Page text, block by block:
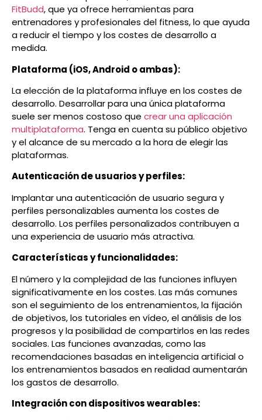
FitBudd, que ya ofrece herramientas para
entrenadores y profesionales del fitness, lo que ayuda
a reducir el tiempo y los costes de desarrollo a
medida.
Plataforma (iOS, Android o ambas):
La elección de la plataforma influye en los costes de
desarrollo. Desarrollar para una única plataforma
suele ser menos costoso que crear una aplicación
multiplataforma. Tenga en cuenta su público objetivo
y el alcance de su mercado a la hora de elegir las
plataformas.
Autenticación de usuarios y perfiles:
Implantar una autenticación de usuario segura y
perfiles personalizables aumenta los costes de
desarrollo. Los perfiles personalizados contribuyen a
una experiencia de usuario más atractiva.
Características y funcionalidades:
El número y la complejidad de las funciones influyen
significativamente en los costes. Las más comunes
son el seguimiento de los entrenamientos, la fijación
de objetivos, los tutoriales en vídeo, el análisis de los
progresos y la posibilidad de compartirlos en las redes
sociales. Las funciones avanzadas, como las
recomendaciones basadas en inteligencia artificial o
los entrenamientos basados en realidad aumentarán
los gastos de desarrollo.
Integración con dispositivos wearables: